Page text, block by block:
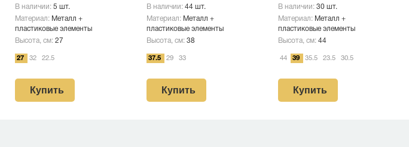
В наличии: 5 шт.
Материал: Металл +
пластиковые элементы
Высота, см: 27
27 32 22.5
Купить
В наличии: 44 шт.
Материал: Металл +
пластиковые элементы
Высота, см: 38
37.5 29 33
Купить
В наличии: 30 шт.
Материал: Металл +
пластиковые элементы
Высота, см: 44
44 39 35.5 23.5 30.5
Купить